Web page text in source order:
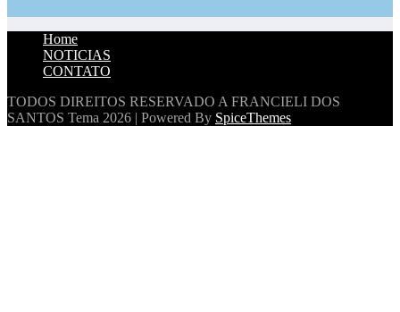
Home
NOTICIAS
CONTATO
TODOS DIREITOS RESERVADO A FRANCIELI DOS
SANTOS Tema 2026 | Powered By SpiceThemes